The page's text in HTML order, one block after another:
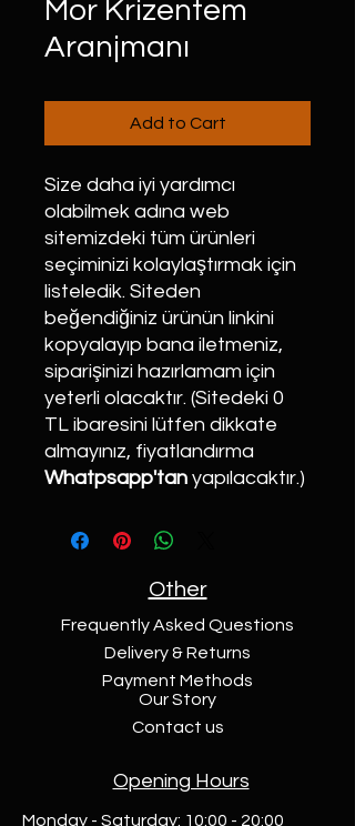
Mor Krizentem
Aranjmanı
Add to Cart
Size daha iyi yardımcı
olabilmek adına web
sitemizdeki tüm ürünleri
seçiminizi kolaylaştırmak için
listeledik. Siteden
beğendiğiniz ürünün linkini
kopyalayıp bana iletmeniz,
siparişinizi hazırlamam için
yeterli olacaktır. (Sitedeki 0
TL ibaresini lütfen dikkate
almayınız, fiyatlandırma
Whatpsapp'tan yapılacaktır.)
Other
Frequently Asked Questions
Delivery & Returns
Payment Methods
Our Story
Contact us
Opening Hours
Monday - Saturday: 10:00 - 20:00